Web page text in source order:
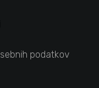
podatkov